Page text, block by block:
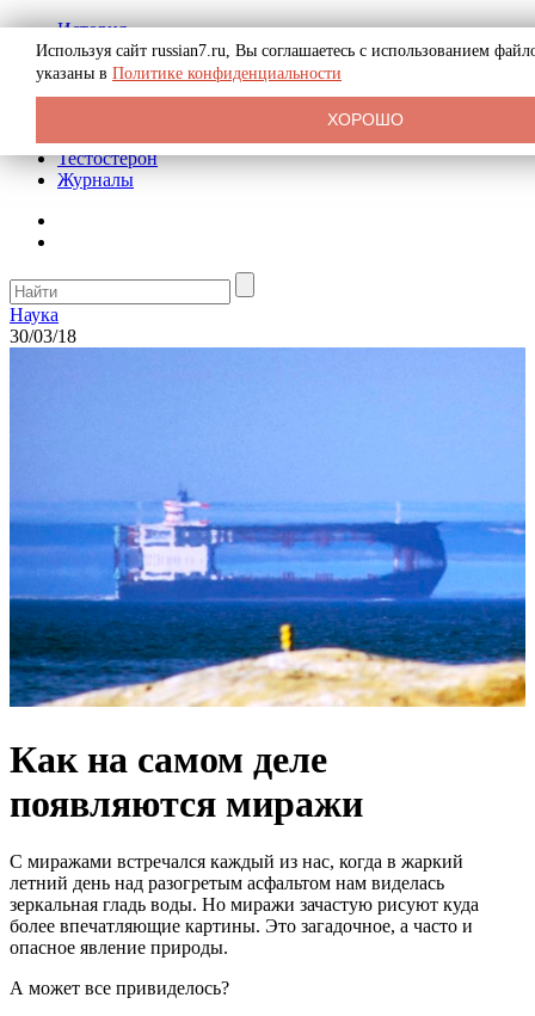
История
Биография
Криминал
Реклама на сайте
Тестостерон
Журналы
Наука
30/03/18
Как на самом деле
появляются миражи
С миражами встречался каждый из нас, когда в жаркий
летний день над разогретым асфальтом нам виделась
зеркальная гладь воды. Но миражи зачастую рисуют куда
более впечатляющие картины. Это загадочное, а часто и
опасное явление природы.
А может все привиделось?
Используя сайт russian7.ru, Вы соглашаетесь с использованием
указаны в Политике конфиденциальности
ХОРОШО